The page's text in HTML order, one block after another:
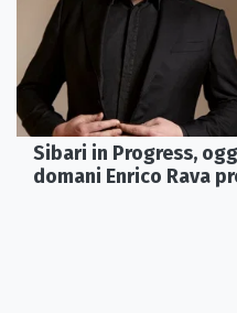
Sibari in Progress,
domani Enrico Rava